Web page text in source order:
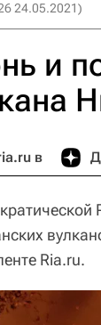
24.05.2021)
и
в
Ria.ru.